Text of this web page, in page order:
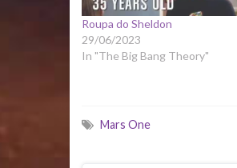
Roupa do Sheldon
29/06/2023
In "The Big Bang Theory"
Mars One